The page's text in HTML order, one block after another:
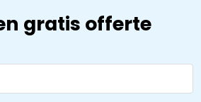
gratis offerte